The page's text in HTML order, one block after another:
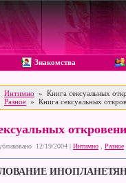
Знакомства
Интимно » Книга сексуальных
Разное » Книга сексуальных
12/19/2004 | Интимно Разное